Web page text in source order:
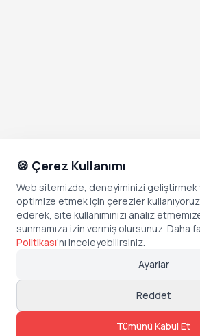
🍪 Çerez Kullanımı
Web sitemizde, deneyiminizi
optimize etmek için çerezler
ederek, site kullanımınızı analiz
sunmamıza izin vermiş olursunuz. Daha
Politikası’nı inceleyebilirsiniz.
Ayarlar
Reddet
Tümünü Kabul Et